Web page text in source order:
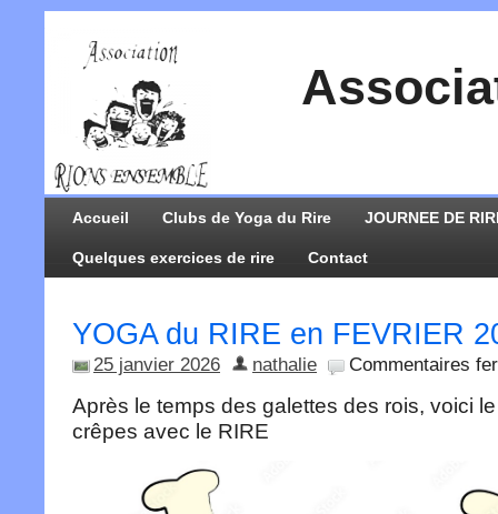
Accueil Clubs de Yoga du Rire JOURNEE DE
Quelques exercices de rire Contact
YOGA du RIRE en FEVRIER
25 janvier 2026 nathalie Commentaires
Après le temps des galettes des rois, voici
crêpes avec le RIRE